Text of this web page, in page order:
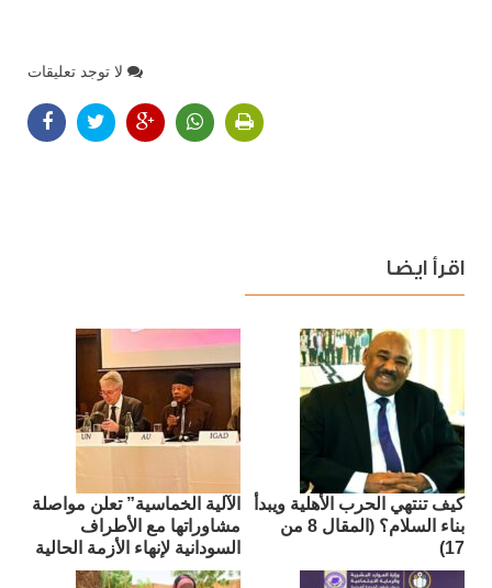
لا توجد تعليقات
اقرأ ايضا
كيف تنتهي الحرب الأهلية ويبدأ
بناء السلام؟ (المقال 8 من
17)
الآلية الخماسية” تعلن مواصلة
مشاوراتها مع الأطراف
السودانية لإنهاء الأزمة الحالية